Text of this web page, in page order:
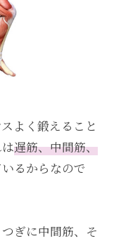
よく鍛えること
遅筋、中間筋、
るからなので
ぎに中間筋、そ